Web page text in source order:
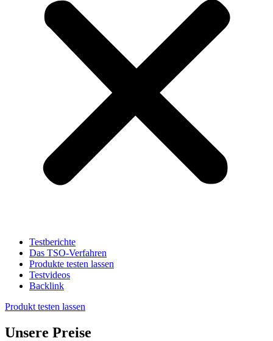
Testberichte
Das TSO-Verfahren
Produkte testen lassen
Testvideos
Backlink
Produkt testen lassen
Unsere Preise